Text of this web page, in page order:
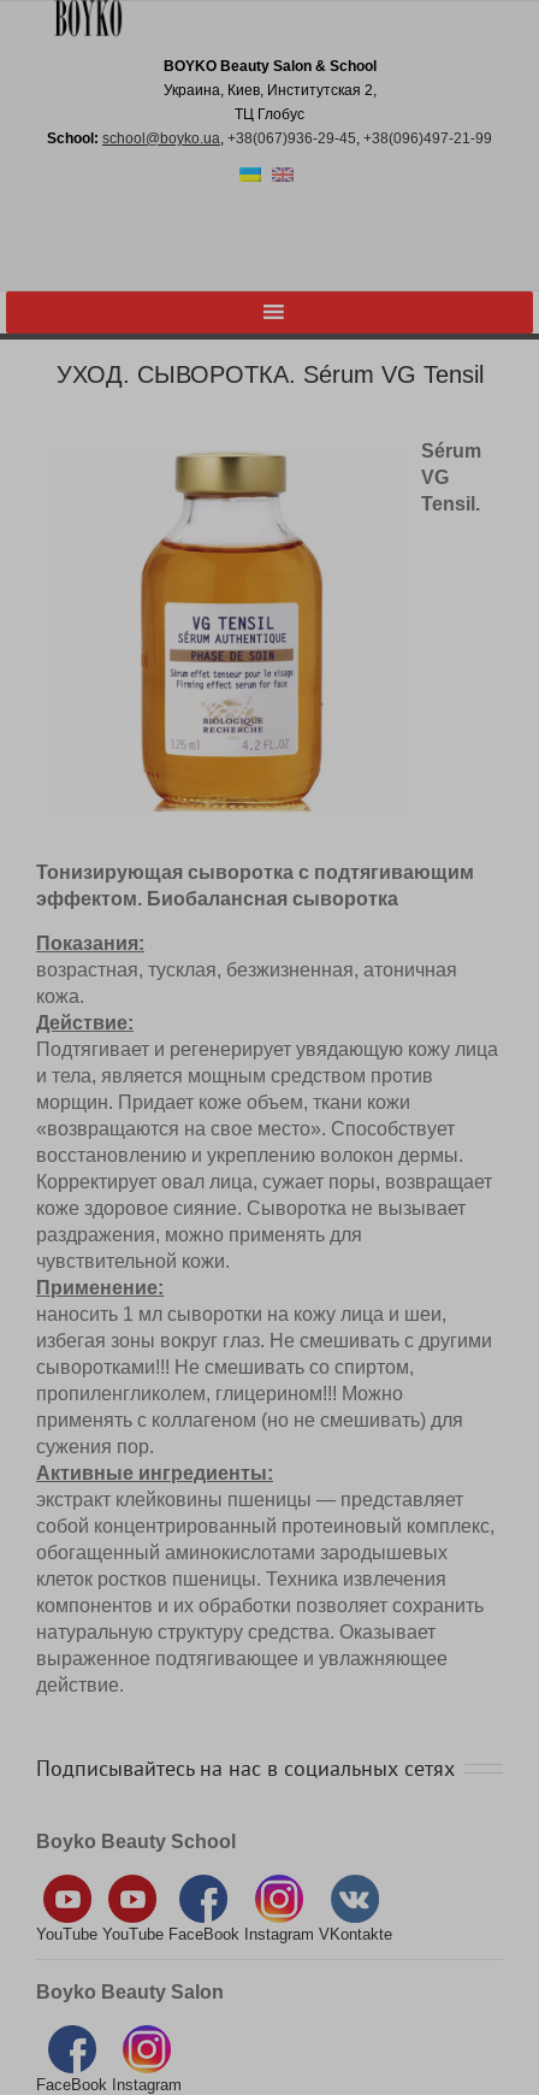
BOYKO Beauty Salon & School
Украина, Киев, Институтская 2,
ТЦ Глобус
School: school@boyko.ua,+38(067)936‑29‑45,+38(096)497‑21‑99
УХОД. СЫВОРОТКА. Sérum VG Tensil
Sérum
VG
Tensil.
Тонизирующая сыворотка с подтягивающим
эффектом. Биобалансная сыворотка
Показания:
возрастная, тусклая, безжизненная, атоничная
кожа.
Действие:
Подтягивает и регенерирует увядающую кожу
лица и тела, является мощным средством против
морщин. Придает коже объем, ткани кожи
«возвращаются на свое место». Способствует
восстановлению и укреплению волокон дермы.
Корректирует овал лица, сужает поры,
возвращает коже здоровое сияние. Сыворотка не
вызывает раздражения, можно применять для
чувствительной кожи.
Применение:
наносить 1 мл сыворотки на кожу лица и шеи,
избегая зоны вокруг глаз. Не смешивать с
другими сыворотками!!! Не смешивать со
спиртом, пропиленгликолем, глицерином!!!
Можно применять с коллагеном (но не
смешивать) для сужения пор.
Активные ингредиенты:
экстракт клейковины пшеницы — представляет
собой концентрированный протеиновый
комплекс, обогащенный аминокислотами
зародышевых клеток ростков пшеницы. Техника
извлечения компонентов и их обработки
позволяет сохранить натуральную структуру
средства. Оказывает выраженное
подтягивающее и увлажняющее действие.
Подписывайтесь на нас в социальных сетях
Boyko Beauty School
YouTube YouTube FaceBook Instagram VKontakte
Boyko Beauty Salon
FaceBook Instagram